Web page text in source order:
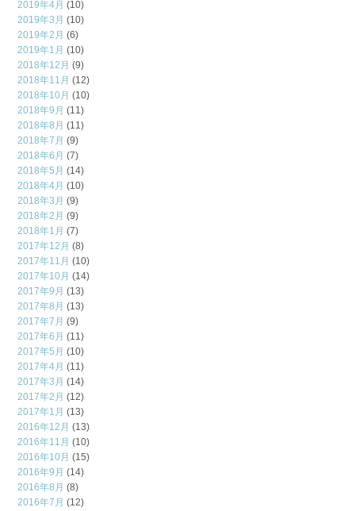
2019年4月 (10)
2019年3月 (10)
2019年2月 (6)
2019年1月 (10)
2018年12月 (9)
2018年11月 (12)
2018年10月 (10)
2018年9月 (11)
2018年8月 (11)
2018年7月 (9)
2018年6月 (7)
2018年5月 (14)
2018年4月 (10)
2018年3月 (9)
2018年2月 (9)
2018年1月 (7)
2017年12月 (8)
2017年11月 (10)
2017年10月 (14)
2017年9月 (13)
2017年8月 (13)
2017年7月 (9)
2017年6月 (11)
2017年5月 (10)
2017年4月 (11)
2017年3月 (14)
2017年2月 (12)
2017年1月 (13)
2016年12月 (13)
2016年11月 (10)
2016年10月 (15)
2016年9月 (14)
2016年8月 (8)
2016年7月 (12)